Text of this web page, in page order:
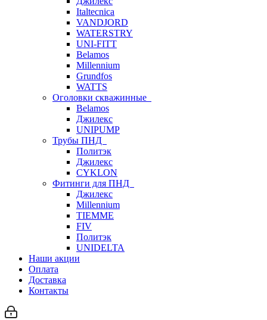
Italtecnica
VANDJORD
WATERSTRY
UNI-FITT
Belamos
Millennium
Grundfos
WATTS
Оголовки скважинные
Belamos
Джилекс
UNIPUMP
Трубы ПНД
Политэк
Джилекс
CYKLON
Фитинги для ПНД
Джилекс
Millennium
TIEMME
FIV
Политэк
UNIDELTA
Наши акции
Оплата
Доставка
Контакты